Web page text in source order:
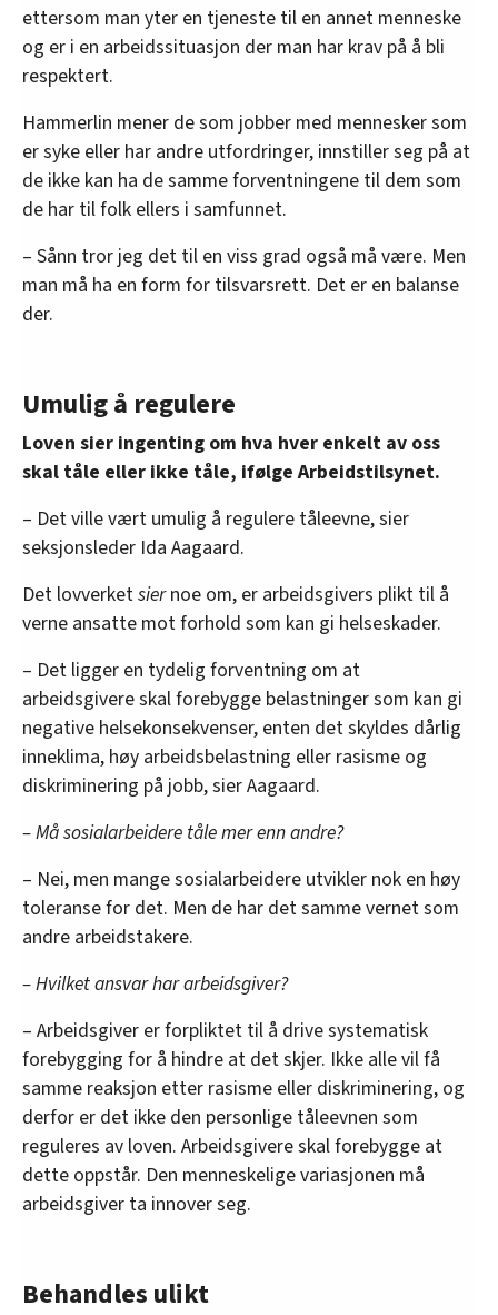
ettersom man yter en tjeneste til en annet menneske
og er i en arbeidssituasjon der man har krav på å bli
respektert.
Hammerlin mener de som jobber med mennesker som
er syke eller har andre utfordringer, innstiller seg på at
de ikke kan ha de samme forventningene til dem som
de har til folk ellers i samfunnet.
– Sånn tror jeg det til en viss grad også må være. Men
man må ha en form for tilsvarsrett. Det er en balanse
der.
Umulig å regulere
Loven sier ingenting om hva hver enkelt av oss
skal tåle eller ikke tåle, ifølge Arbeidstilsynet.
– Det ville vært umulig å regulere tåleevne, sier
seksjonsleder Ida Aagaard.
Det lovverketsiernoe om, er arbeidsgivers plikt til å
verne ansatte mot forhold som kan gi helseskader.
– Det ligger en tydelig forventning om at
arbeidsgivere skal forebygge belastninger som kan gi
negative helsekonsekvenser, enten det skyldes dårlig
inneklima, høy arbeidsbelastning eller rasisme og
diskriminering på jobb, sier Aagaard.
– Må sosialarbeidere tåle mer enn andre?
– Nei, men mange sosialarbeidere utvikler nok en høy
toleranse for det. Men de har det samme vernet som
andre arbeidstakere.
– Hvilket ansvar har arbeidsgiver?
– Arbeidsgiver er forpliktet til å drive systematisk
forebygging for å hindre at det skjer. Ikke alle vil få
samme reaksjon etter rasisme eller diskriminering, og
derfor er det ikke den personlige tåleevnen som
reguleres av loven. Arbeidsgivere skal forebygge at
dette oppstår. Den menneskelige variasjonen må
arbeidsgiver ta innover seg.
Behandles ulikt